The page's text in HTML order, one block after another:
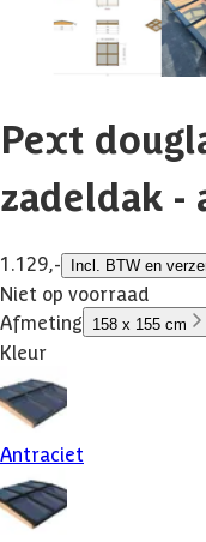
Pext
zadeldak -
1.129,- Incl. BTW en
Niet op voorraad
Afmeting
158 x 155 cm
Kleur
Antraciet